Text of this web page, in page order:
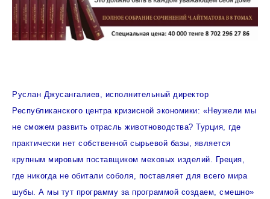
Руслан Джусангалиев, исполнительный директор
Республиканского центра кризисной экономики: «Неужели мы
не сможем развить отрасль животноводства? Турция, где
практически нет собственной сырьевой базы, является
крупным мировым поставщиком меховых изделий. Греция,
где никогда не обитали соболя, поставляет для всего мира
шубы. А мы тут программу за программой создаем, смешно»